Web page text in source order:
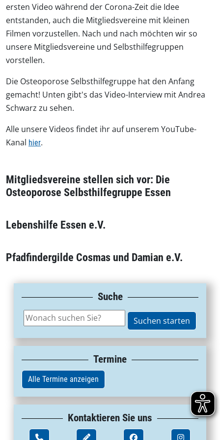
ersten Video während der Corona-Zeit die Idee
entstanden, auch die Mitgliedsvereine mit kleinen
Filmen vorzustellen. Nach und nach möchten wir so
unsere Mitgliedsvereine und Selbsthilfegruppen
vorstellen.
Die Osteoporose Selbsthilfegruppe hat den Anfang
gemacht! Unten gibt's das Video-Interview mit Andrea
Schwarz zu sehen.
Alle unsere Videos findet ihr auf unserem YouTube-
Kanal hier.
Mitgliedsvereine stellen sich vor: Die
Osteoporose Selbsthilfegruppe Essen
Lebenshilfe Essen e.V.
Pfadfindergilde Cosmas und Damian e.V.
Suche
Termine
Alle Termine anzeigen
Kontaktieren Sie uns